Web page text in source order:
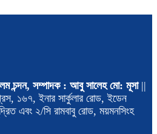
চন্দন, সম্পাদক : আবু সালেহ মো: মূসা||
১৬৭, ইনার সার্কুলার রোড, ইডেন
এবং ২/সি রামবাবু রোড, ময়মনসিংহ